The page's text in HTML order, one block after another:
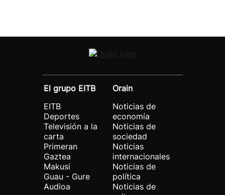
El grupo EITB
EITB
Deportes
Televisión a la
carta
Primeran
Gaztea
Makusi
Guau - Gure
Audioa
Orain
Noticias de
economía
Noticias de
sociedad
Noticias
internacionales
Noticias de
política
Noticias de